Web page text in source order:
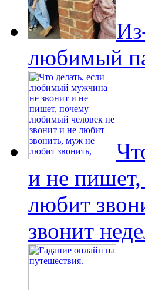
любимый
и не
любит
звонит